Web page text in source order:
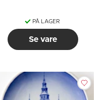
PÅ LAGER
Se vare